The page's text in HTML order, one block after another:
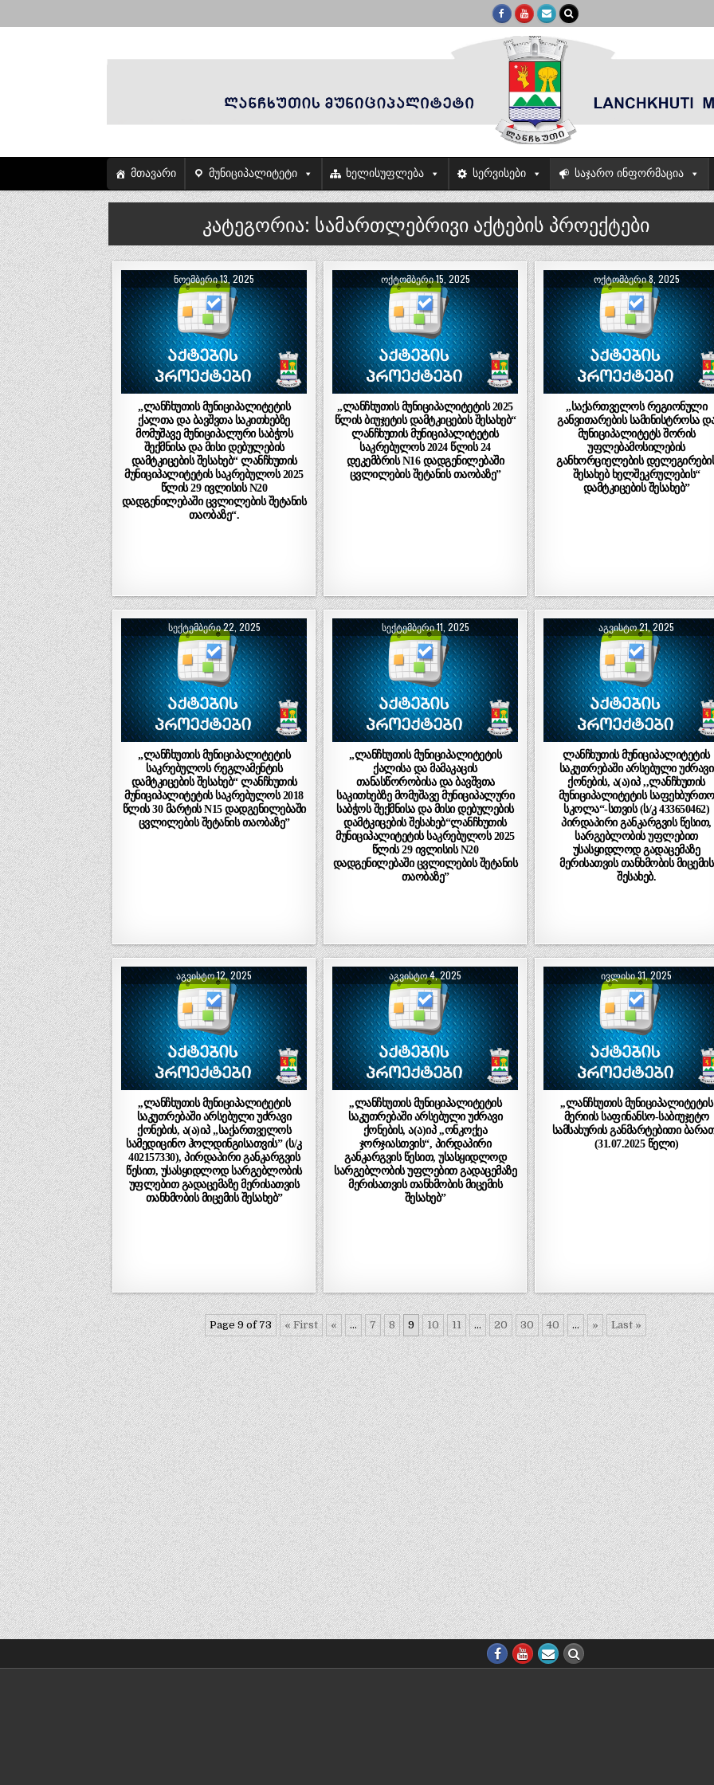
მთავარი მუნიციპალიტეტი ხელისუფლება სერვისები საჯარო ინფორმაცია
კატეგორია: სამართლებრივი აქტების პროექტები
ᲜᲝᲔᲛᲑᲔᲠᲘ 13, 2025
„ლანჩხუთის მუნიციპალიტეტის
ქალთა და ბავშვთა საკითხებზე
მომუშავე მუნიციპალური საბჭოს
შექმნისა და მისი დებულების
დამტკიცების შესახებ“ ლანჩხუთის
მუნიციპალიტეტის საკრებულოს 2025
წლის 29 ივლისის N20
დადგენილებაში ცვლილების შეტანის
თაობაზე“.
ᲝᲥᲢᲝᲛᲑᲔᲠᲘ 15, 2025
„ლანჩხუთის მუნიციპალიტეტის 2025
წლის ბიუჯეტის დამტკიცების შესახებ“
ლანჩხუთის მუნიციპალიტეტის
საკრებულოს 2024 წლის 24
დეკემბრის N16 დადგენილებაში
ცვლილების შეტანის თაობაზე”
ᲝᲥᲢᲝᲛᲑᲔᲠᲘ 8, 2025
„საქართველოს რეგიონული
განვითარების სამინისტროსა
მუნიციპალიტეტს შორის
უფლებამოსილების
განხორციელების
შესახებ ხელშეკრულების“
დამტკიცების შესახებ”
ᲡᲔᲥᲢᲔᲛᲑᲔᲠᲘ 22, 2025
„ლანჩხუთის მუნიციპალიტეტის
საკრებულოს რეგლამენტის
დამტკიცების შესახებ“ ლანჩხუთის
მუნიციპალიტეტის საკრებულოს 2018
წლის 30 მარტის N15 დადგენილებაში
ცვლილების შეტანის თაობაზე”
ᲡᲔᲥᲢᲔᲛᲑᲔᲠᲘ 11, 2025
„ლანჩხუთის მუნიციპალიტეტის
ქალისა და მამაკაცის
თანასწორობისა და ბავშვთა
საკითხებზე მომუშავე მუნიციპალური
საბჭოს შექმნისა და მისი დებულების
დამტკიცების შესახებ“ლანჩხუთის
მუნიციპალიტეტის საკრებულოს 2025
წლის 29 ივლისის N20
დადგენილებაში ცვლილების შეტანის
თაობაზე”
ᲐᲒᲕᲘᲡᲢᲝ 21, 2025
ლანჩხუთის მუნიციპალიტეტის
საკუთრებაში არსებული უძრავი
ქონების, ა(ა)იპ ,,ლანჩხუთის
მუნიციპალიტეტის საფეხბურთო
სკოლა“-სთვის (ს/კ 433650462)
პირდაპირი განკარგვის წესით,
სარგებლობის უფლებით
უსასყიდლოდ გადაცემაზე
მერისათვის თანხმობის მიცემის
შესახებ.
ᲐᲒᲕᲘᲡᲢᲝ 12, 2025
,,ლანჩხუთის მუნიციპალიტეტის
საკუთრებაში არსებული უძრავი
ქონების, ა(ა)იპ „საქართველოს
სამედიცინო ჰოლდინგისათვის” (ს/კ
402157330), პირდაპირი განკარგვის
წესით, უსასყიდლოდ სარგებლობის
უფლებით გადაცემაზე მერისათვის
თანხმობის მიცემის შესახებ”
ᲐᲒᲕᲘᲡᲢᲝ 4, 2025
,,ლანჩხუთის მუნიციპალიტეტის
საკუთრებაში არსებული უძრავი
ქონების, ა(ა)იპ ,,ონკოქეა
ჯორჯიასთვის“, პირდაპირი
განკარგვის წესით, უსასყიდლოდ
სარგებლობის უფლებით გადაცემაზე
მერისათვის თანხმობის მიცემის
შესახებ”
ᲘᲕᲚᲘᲡᲘ 31, 2025
,,ლანჩხუთის მუნიციპალიტეტის
მერიის საფინანსო-საბიუჯეტო
სამსახურის განმარტებითი
(31.07.2025 წელი)
Page 9 of 73 « First « ... 7 8 9 10 11 ... 20 30 40 ... » Last »